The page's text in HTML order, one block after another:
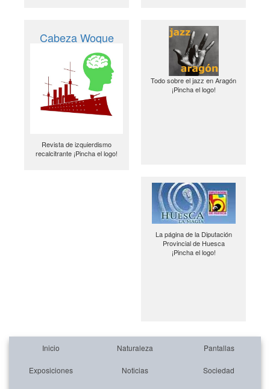
Cabeza Woque
Revista de izquierdismo
recalcitrante ¡Pincha el logo!
Todo sobre el jazz en Aragón
¡Pincha el logo!
La página de la Diputación
Provincial de Huesca
¡Pincha el logo!
Inicio Naturaleza Pantallas
Exposiciones Noticias Sociedad